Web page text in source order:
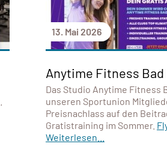
13. Mai 2026
Anytime Fitness
Das Studio Anytime
unseren Sportunion
Preisnachlass auf den
Gratistraining im Sommer.
Weiterlesen...